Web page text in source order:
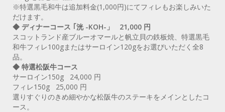
※特選黒毛和牛は追加料金(1,000円)にてフィレもお楽しみいた
だけます。
◆ ディナーコース ｢洸 -KOH-」 21,000 円
スコットランド産ブルーオマールと帆立貝の鉄板焼、特選黒毛
和牛フィレ100gまたはサーロイン120gをお選びいただく全8
品。
◆ 特選松阪牛コース
サーロイン150g 24,000 円
フィレ150g 25,000 円
選りすぐりのきめ細やかな松阪牛のステーキをメインとしたコ
ース。